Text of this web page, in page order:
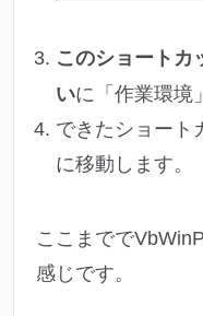
このショートカ
いに「作業環境
できたショート
に移動します。
ここまでで
感じです。